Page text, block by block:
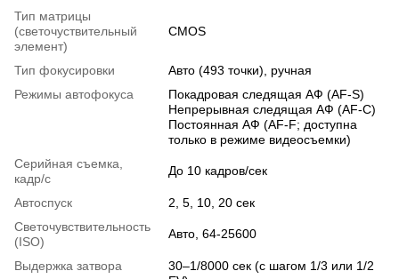
Тип матрицы
(светочуствительный
элемент)
CMOS
Тип фокусировки
Авто (493 точки), ручная
Режимы автофокуса
Покадровая следящая АФ (AF-S)
Непрерывная следящая АФ (AF-C)
Постоянная АФ (AF-F; доступна
только в режиме видеосъемки)
Серийная съемка,
кадр/с
До 10 кадров/сек
Автоспуск
2, 5, 10, 20 сек
Светочувствительность
(ISO)
Авто, 64-25600
Выдержка затвора
30–1/8000 сек (с шагом 1/3 или 1/2